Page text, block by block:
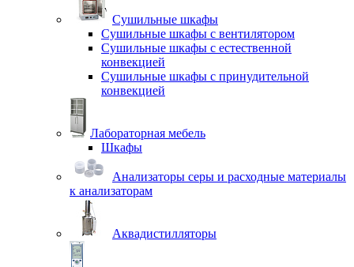
Cушильные шкафы
Сушильные шкафы с вентилятором
Сушильные шкафы с естественной
конвекцией
Сушильные шкафы с принудительной
конвекцией
Лабораторная мебель
Шкафы
Анализаторы серы и расходные материалы
к анализаторам
Аквадистилляторы